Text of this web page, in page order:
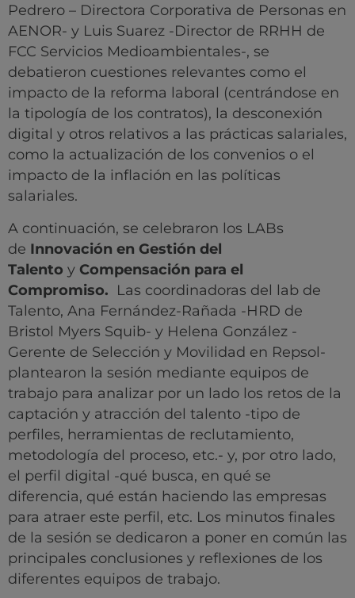
Pedrero – Directora Corporativa de Personas en
AENOR- y Luis Suarez -Director de RRHH de
FCC Servicios Medioambientales-, se
debatieron cuestiones relevantes como el
impacto de la reforma laboral (centrándose en
la tipología de los contratos), la desconexión
digital y otros relativos a las prácticas salariales,
como la actualización de los convenios o el
impacto de la inflación en las políticas
salariales.
A continuación, se celebraron los LABs
de Innovación en Gestión del
Talento y Compensación para el
Compromiso. Las coordinadoras del lab de
Talento, Ana Fernández-Rañada -HRD de
Bristol Myers Squib- y Helena González -
Gerente de Selección y Movilidad en Repsol-
plantearon la sesión mediante equipos de
trabajo para analizar por un lado los retos de la
captación y atracción del talento -tipo de
perfiles, herramientas de reclutamiento,
metodología del proceso, etc.- y, por otro lado,
el perfil digital -qué busca, en qué se
diferencia, qué están haciendo las empresas
para atraer este perfil, etc. Los minutos finales
de la sesión se dedicaron a poner en común las
principales conclusiones y reflexiones de los
diferentes equipos de trabajo.